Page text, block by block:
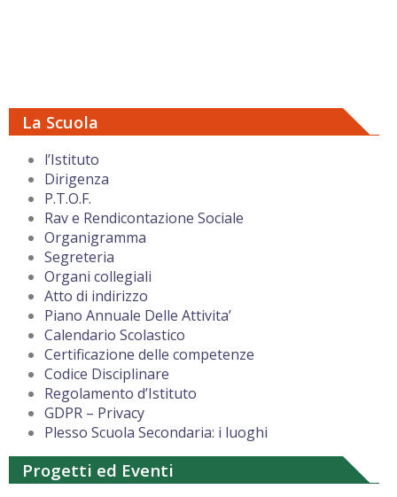
La Scuola
l’Istituto
Dirigenza
P.T.O.F.
Rav e Rendicontazione Sociale
Organigramma
Segreteria
Organi collegiali
Atto di indirizzo
Piano Annuale Delle Attivita’
Calendario Scolastico
Certificazione delle competenze
Codice Disciplinare
Regolamento d’Istituto
GDPR – Privacy
Plesso Scuola Secondaria: i luoghi
Progetti ed Eventi